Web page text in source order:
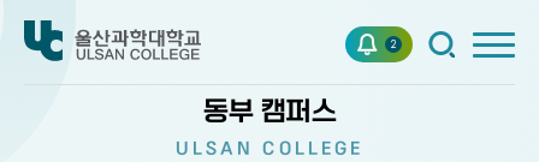
2
동부 캠퍼스
ULSAN COLLEGE